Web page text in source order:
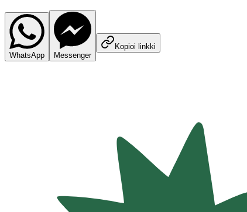
WhatsApp Messenger
Kopioi linkki